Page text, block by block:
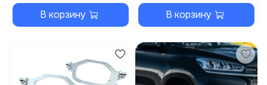
В корзину В корзину